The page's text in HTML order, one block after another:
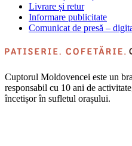
Livrare și retur
Informare publicitate
Comunicat de presă –
Cuptorul Moldovencei este un
responsabil cu 10 ani de
încetișor în sufletul orașului.